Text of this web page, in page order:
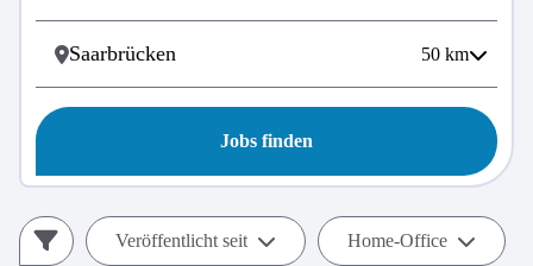
50 km
Jobs finden
Veröffentlicht seit Home-Office